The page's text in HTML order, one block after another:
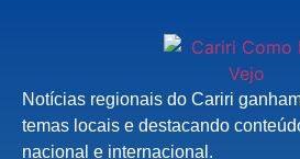
Notícias regionais do Cariri
temas locais e destacando
nacional e internacional.